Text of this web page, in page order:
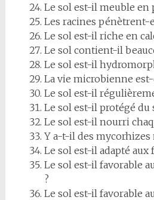
Le sol est-il meuble en
Les racines pénètrent-
Le sol est-il riche en
Le sol contient-il
Le sol est-il
La vie microbienne
Le sol est-il
Le sol est-il protégé du
Le sol est-il nourri
Y a-t-il des mycorhizes
Le sol est-il adapté aux
Le sol est-il favorable
?
Le sol est-il favorable